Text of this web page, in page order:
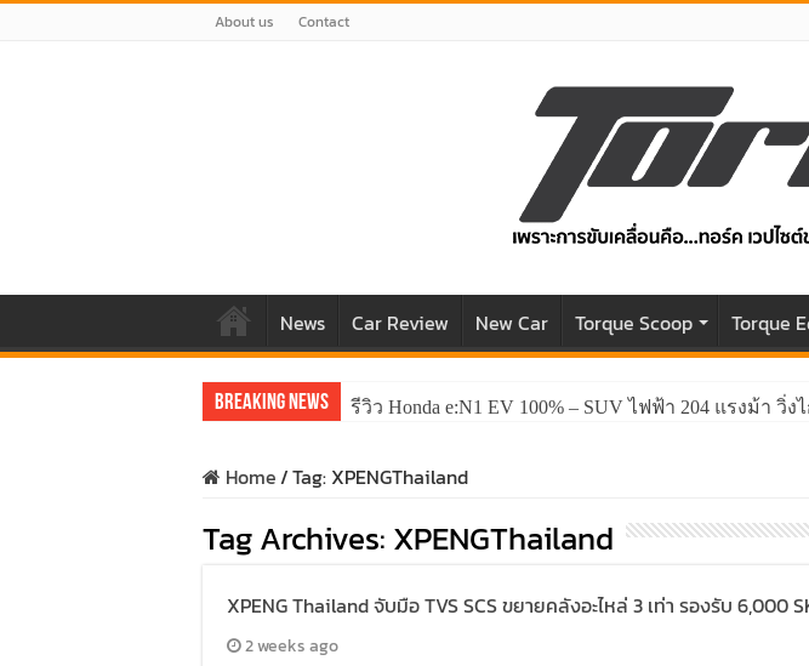
About us Contact
News Car Review New Car Torque Scoop Torque
Breaking News รีวิว Honda e:N1 EV 100% – SUV ไฟฟ้า 204 แรงม้า วิ่
Home/Tag: XPENGThailand
Tag Archives: XPENGThailand
XPENG Thailand จับมือ TVS SCS ขยายคลังอะไหล่ 3 เท่า รองรับ 6,000
2 weeks ago